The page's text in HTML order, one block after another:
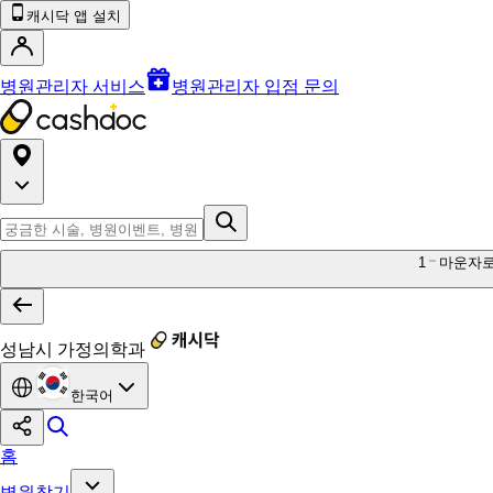
캐시닥 앱 설치
병원관리자 서비스 병원관리자 입점 문의
1 마운자
성남시 가정의학과
한국어
홈